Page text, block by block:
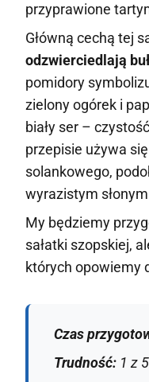
przyprawione
Główną cechą tej
odzwierciedlają
pomidory
zielony ogórek i
biały ser –
przepisie używa
solankowego,
wyrazistym
My będziemy
sałatki szopskiej,
których opowiemy
Czas
Trudność: 1 z 5